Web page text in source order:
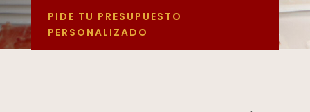
PIDE TU PRESUPUESTO
PERSONALIZADO